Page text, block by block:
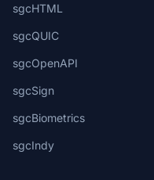
sgcHTML
sgcQUIC
sgcOpenAPI
sgcSign
sgcBiometrics
sgcIndy